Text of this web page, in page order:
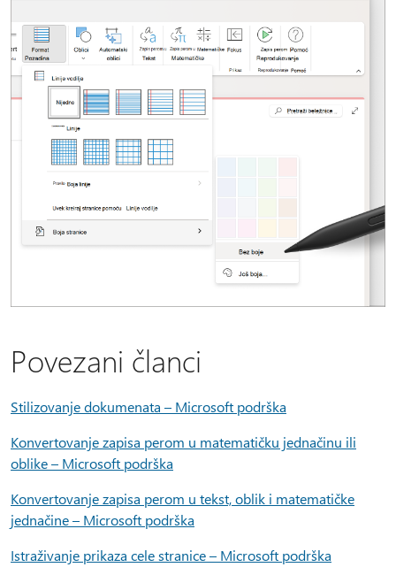
Povezani članci
Stilizovanje dokumenata – Microsoft podrška
Konvertovanje zapisa perom u matematičku jednačinu ili
oblike – Microsoft podrška
Konvertovanje zapisa perom u tekst, oblik i matematičke
jednačine – Microsoft podrška
Istraživanje prikaza cele stranice – Microsoft podrška